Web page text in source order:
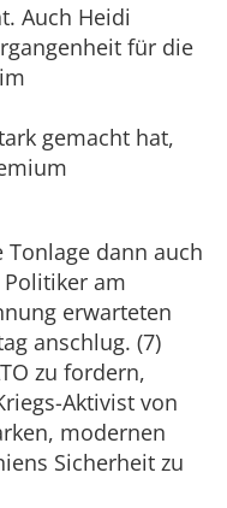
Auch Heidi
für die
gemacht hat,
dann auch
am
erwarteten
anschlug. (7)
zu fordern,
Aktivist von
modernen
Sicherheit zu